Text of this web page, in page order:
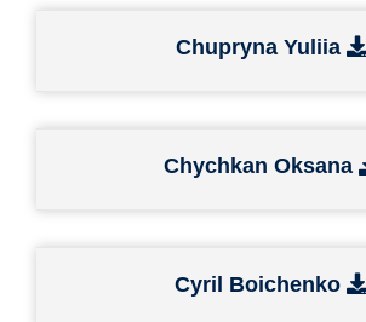
Chupryna Yuliia
Chychkan Oksana
Cyril Boichenko